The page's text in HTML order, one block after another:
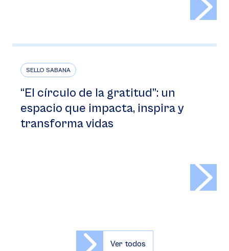
SELLO SABANA
“El círculo de la gratitud”: un
espacio que impacta, inspira y
transforma vidas
Ver todos